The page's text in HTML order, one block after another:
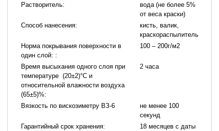
Растворитель:
вода (не более 5%
от веса краски)
Способ нанесения:
кисть, валик,
краскораспылитель
Норма покрывания поверхности в
один слой: :
100 – 200г/м2
Время высыхания одного слоя при
температуре (20±2)°С и
относительной влажности воздуха
(65±5)%:
2 часа
Вязкость по вискозиметру ВЗ-6
не менее 100
секунд
Гарантийный срок хранения:
18 месяцев с даты